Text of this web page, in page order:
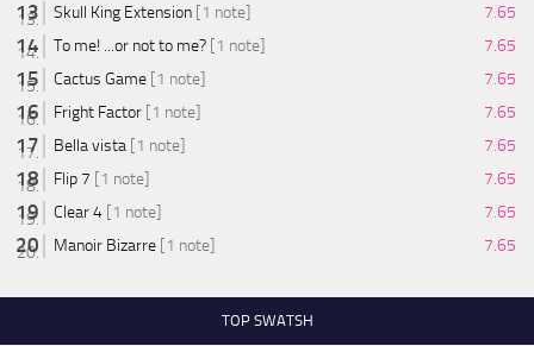
Skull King Extension [1 note]
7.65
To me! ...or not to me? [1 note]
7.65
Cactus Game [1 note]
7.65
Fright Factor [1 note]
7.65
Bella vista [1 note]
7.65
Flip 7 [1 note]
7.65
Clear 4 [1 note]
7.65
Manoir Bizarre [1 note] 7.65
TOP SWATSH